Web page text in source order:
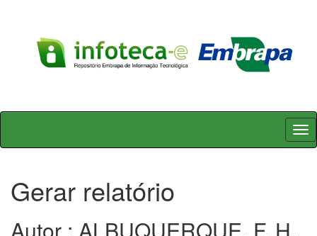
Skip
Gerar relatório
Autor : ALBUQUERQUE, F. H.